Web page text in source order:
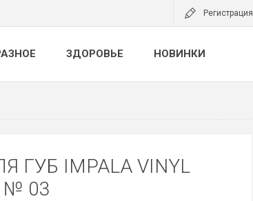
Регистрация
ЗДОРОВЬЕ НОВИНКИ
ГУБ IMPALA VINYL
№ 03